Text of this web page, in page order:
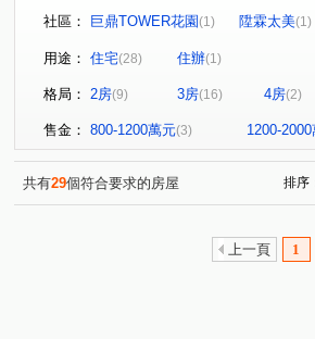
社區： 巨鼎TOWER花園(1) 陞霖太美(1)
惠宇一清庭
惠宇朗庭
豐邑大境豐藝 (1) 寶輝THE
惠宇碧柳(1) 惠宇MYPARK(1)
春安路(1) 軍福十八路(2) 大墩
館前路(2) 南興北二路 四平
大墩一街(1) 敦和路(1) 永春東
用途： 住宅(28) 住辦(1)
格局： 2房(9) 3房(16) 4房(2)
售金： 800-1200萬元(3) 1200-
共有29個符合要求的房屋 排序
上一頁 1